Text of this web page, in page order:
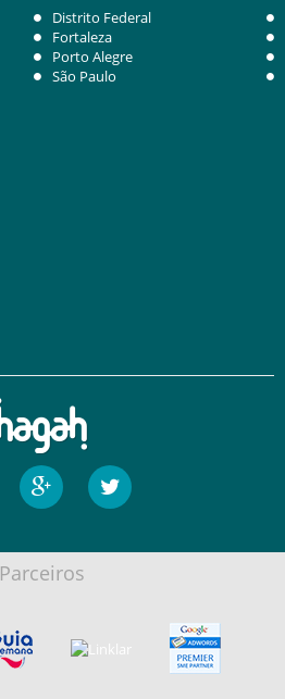
Distrito Federal
Fortaleza
Porto Alegre
São Paulo
Parceiros